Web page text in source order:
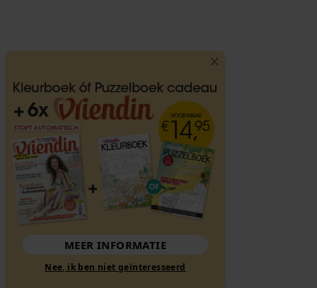
MEER INFORMATIE
Nee, ik ben niet geïnteresseerd